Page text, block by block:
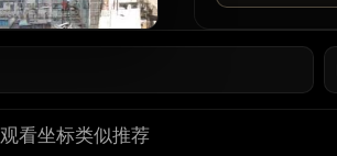
观看坐标类似推荐